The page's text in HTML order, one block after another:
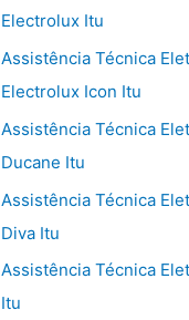
Electrolux Itu
Assistência Técnica
Electrolux Icon Itu
Assistência Técnica
Ducane Itu
Assistência Técnica
Diva Itu
Assistência Técnica
Itu